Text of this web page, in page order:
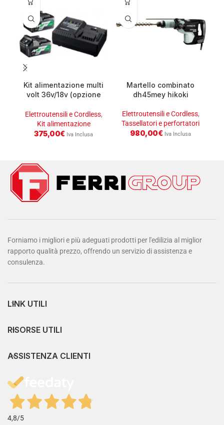
Kit alimentazione multi
volt 36v/18v (opzione
Elettroutensili e Cordless,
Kit alimentazione
375,00€ Iva Inclusa
Martello combinato
dh45mey hikoki
Elettroutensili e Cordless,
Tassellatori e perfortatori
980,00€ Iva Inclusa
Forniamo i migliori e più adeguati prodotti per l'edilizia al miglior
rapporto qualità prezzo, offrendo un servizio di assistenza e
consulenza.
LINK UTILI
RISORSE UTILI
ASSISTENZA CLIENTI
4,8/5